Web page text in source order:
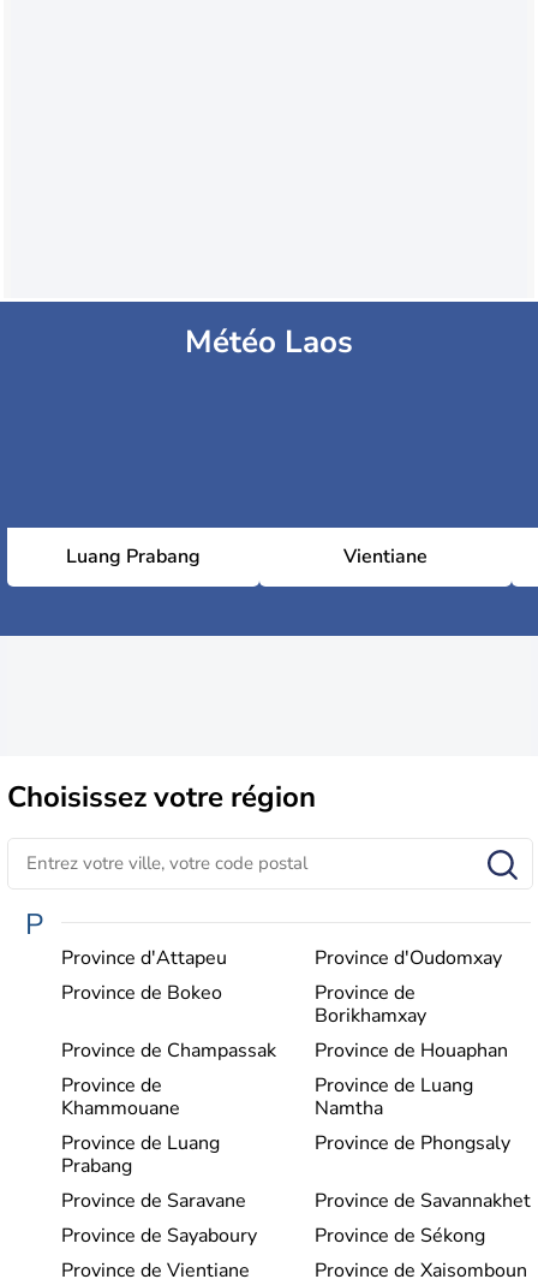
Météo Laos
Luang Prabang Vientiane
Choisissezvotre région
P
Province d'Attapeu
Province d'Oudomxay
Province de Bokeo
Province de
Borikhamxay
Province de Champassak
Province de Houaphan
Province de
Khammouane
Province de Luang
Namtha
Province de Luang
Prabang
Province de Phongsaly
Province de Saravane
Province de Savannakhet
Province de Sayaboury
Province de Sékong
Province de Vientiane
Province de Xaisomboun